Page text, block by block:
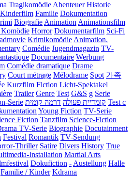
TragikomödieAbenteuer Historie
Kinderfilm Familie Dokumentation
BiografieAnimationAnimationsfilm
Komödie Horror Dokumentarfilm Sci-Fi
KrimikomödieAnimation.
Comédie Jugendmagazin TV-
Documentaire Werbung
Comédie dramatique Drame
Court métrage Mélodrame Spot 가족
Kurzfilm Fiction Licht-Spektakel
Trailer Genre Test G&S g Serie
Serie קומדיית פעולה דרמה קומית
Test c
Young Fiction TV-Serie
Fiction Tanzfilm Science-Fiction
TV-Serie Biographie Docutainment
Festival Romantik TV-Sendung
Thriller Satire Divers History True
Installation Martial Arts
Dokufiction -Austellung Halle
Familie / Kinder Kdrama